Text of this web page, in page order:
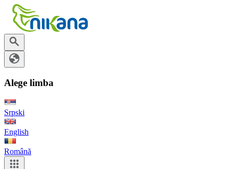
Alege limba
Srpski
English
Română